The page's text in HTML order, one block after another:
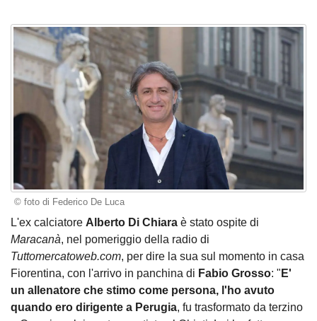
© foto di Federico De Luca
L'ex calciatore Alberto Di Chiara è stato ospite di
Maracanà, nel pomeriggio della radio di
Tuttomercatoweb.com, per dire la sua sul momento in casa
Fiorentina, con l'arrivo in panchina di Fabio Grosso: " E'
un allenatore che stimo come persona, l'ho avuto
quando ero dirigente a Perugia, fu trasformato da terzino